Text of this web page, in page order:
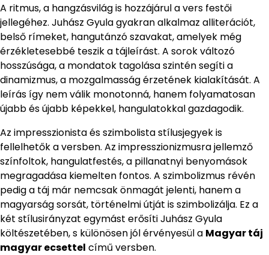
A ritmus, a hangzásvilág is hozzájárul a vers festői
jellegéhez. Juhász Gyula gyakran alkalmaz alliterációt,
belső rímeket, hangutánzó szavakat, amelyek még
érzékletesebbé teszik a tájleírást. A sorok változó
hosszúsága, a mondatok tagolása szintén segíti a
dinamizmus, a mozgalmasság érzetének kialakítását. A
leírás így nem válik monotonná, hanem folyamatosan
újabb és újabb képekkel, hangulatokkal gazdagodik.
Az impresszionista és szimbolista stílusjegyek is
fellelhetők a versben. Az impresszionizmusra jellemző
színfoltok, hangulatfestés, a pillanatnyi benyomások
megragadása kiemelten fontos. A szimbolizmus révén
pedig a táj már nemcsak önmagát jelenti, hanem a
magyarság sorsát, történelmi útját is szimbolizálja. Ez a
két stílusirányzat egymást erősíti Juhász Gyula
költészetében, s különösen jól érvényesül a Magyar táj
magyar ecsettel című versben.